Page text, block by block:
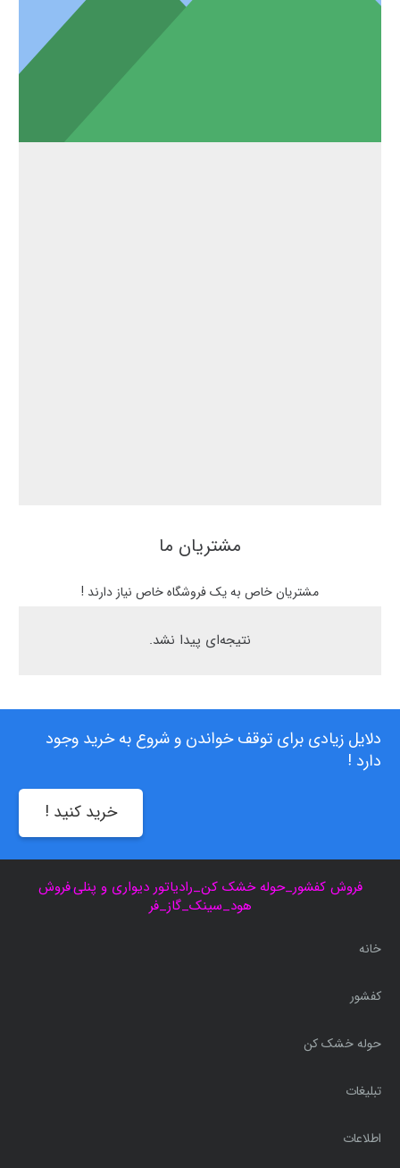
مشتریان ما
مشتریان خاص به یک فروشگاه خاص نیاز دارند !
نتیجه‌ای پیدا نشد.
دلایل زیادی برای توقف خواندن و شروع به خرید وجود
دارد !
خرید کنید !
فروش کفشور_حوله خشک کن_رادیاتور دیواری و پنلی,فروش
هود_سینک_گاز_فر
خانه
کفشور
حوله خشک کن
تبلیغات
اطلاعات